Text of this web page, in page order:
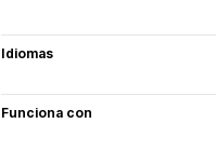
Idiomas
Funciona con